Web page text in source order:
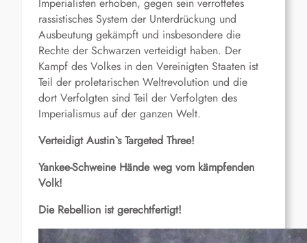
Imperialisten erhoben, gegen sein verrottetes
rassistisches System der Unterdrückung und
Ausbeutung gekämpft und insbesondere die
Rechte der Schwarzen verteidigt haben. Der
Kampf des Volkes in den Vereinigten Staaten ist
Teil der proletarischen Weltrevolution und die
dort Verfolgten sind Teil der Verfolgten des
Imperialismus auf der ganzen Welt.
Verteidigt Austin`s Targeted Three!
Yankee-Schweine Hände weg vom kämpfenden
Volk!
Die Rebellion ist gerechtfertigt!